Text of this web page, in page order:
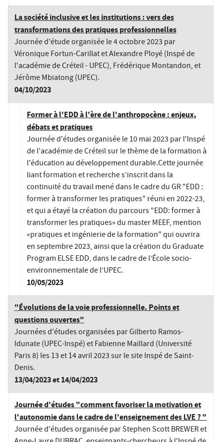
La société inclusive et les institutions : vers des
transformations des pratiques professionnelles
Journée d'étude organisée le 4 octobre 2023 par
Véronique Fortun-Carillat et Alexandre Ployé (Inspé de
l'académie de Créteil - UPEC), Frédérique Montandon, et
Jérôme Mbiatong (UPEC).
04/10/2023
Former à l'EDD à l'ère de l'anthropocène : enjeux,
débats et pratiques
Journée d'études organisée le 10 mai 2023 par l'Inspé
de l'académie de Créteil sur le thème de la formation à
l'éducation au développement durable.Cette journée
liant formation et recherche s’inscrit dans la
continuité du travail mené dans le cadre du GR "EDD :
former à transformer les pratiques" réuni en 2022-23,
et qui a étayé la création du parcours "EDD: former à
transformer les pratiques» du master MEEF, mention
«pratiques et ingénierie de la formation" qui ouvrira
en septembre 2023, ainsi que la création du Graduate
Program ELSE EDD, dans le cadre de l’École socio-
environnementale de l’UPEC.
10/05/2023
"Évolutions de la voie professionnelle. Points et
questions ouvertes"
Journées d'études organisées par Gilberto Ramos-
Idunate (UPEC-Inspé) et Fabienne Maillard (Université
Paris 8) les 13 et 14 avril 2023 sur le site Inspé de Saint-
Denis.
13/04/2023 et 14/04/2023
Journée d'études "comment favoriser la motivation et
l'autonomie dans le cadre de l'enseignement des LVE ? "
Journée d'études organisée par Stephen Scott BREWER et